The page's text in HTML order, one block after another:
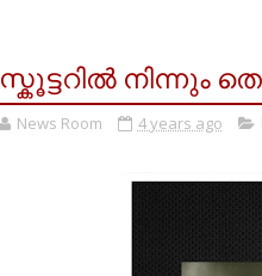
സ്കൂട്ടറിൽ നിന്നും
News Room 4 years ago